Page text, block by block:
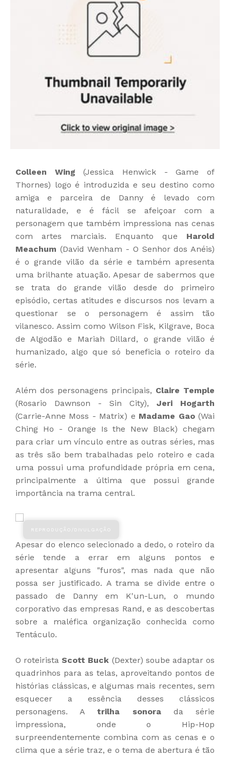
Colleen Wing (Jessica Henwick - Game of
Thornes) logo é introduzida e seu destino como
amiga e parceira de Danny é levado com
naturalidade, e é fácil se afeiçoar com a
personagem que também impressiona nas cenas
com artes marciais. Enquanto que Harold
Meachum (David Wenham - O Senhor dos Anéis)
é o grande vilão da série e também apresenta
uma brilhante atuação. Apesar de sabermos que
se trata do grande vilão desde do primeiro
episódio, certas atitudes e discursos nos levam a
questionar se o personagem é assim tão
vilanesco. Assim como Wilson Fisk, Kilgrave, Boca
de Algodão e Mariah Dillard, o grande vilão é
humanizado, algo que só beneficia o roteiro da
série.
Além dos personagens principais, Claire Temple
(Rosario Dawnson - Sin City), Jeri Hogarth
(Carrie-Anne Moss - Matrix) e Madame Gao(Wai
Ching Ho - Orange Is the New Black) chegam
para criar um vínculo entre as outras séries, mas
as três são bem trabalhadas pelo roteiro e cada
uma possui uma profundidade própria em cena,
principalmente a última que possui grande
importância na trama central.
Apesar do elenco selecionado a dedo, o roteiro da
série tende a errar em alguns pontos e
apresentar alguns "furos", mas nada que não
possa ser justificado. A trama se divide entre o
passado de Danny em K'un-Lun, o mundo
corporativo das empresas Rand, e as descobertas
sobre a maléfica organização conhecida como
Tentáculo.
O roteiristaScott Buck (Dexter) soube adaptar os
quadrinhos para as telas, aproveitando pontos de
histórias clássicas, e algumas mais recentes, sem
esquecer a essência desses clássicos
personagens. Atrilha sonorada série
impressiona, onde o Hip-Hop
surpreendentemente combina com as cenas e o
clima que a série traz, e o tema de abertura é tão